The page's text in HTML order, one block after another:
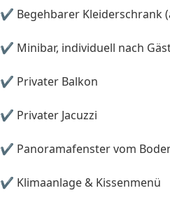
✔ Begehbarer Kleiderschrank
✔ Minibar, individuell nach
✔ Privater Balkon
✔ Privater Jacuzzi
✔ Panoramafenster vom
✔ Klimaanlage & Kissenmenü